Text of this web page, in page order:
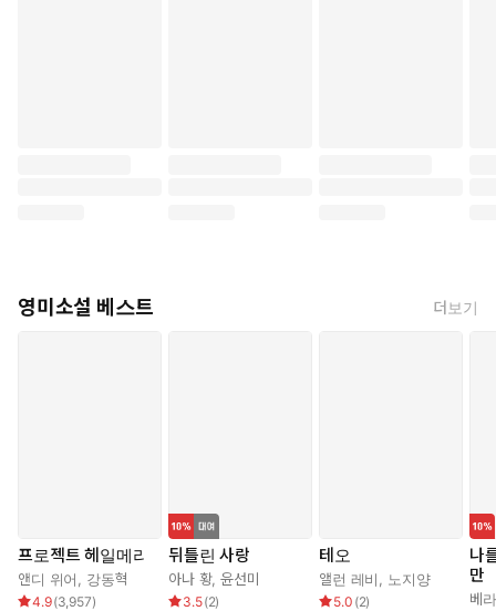
영미소설 베스트 더보기
프로젝트 헤일메리
앤디 위어 강동혁
4.9(3,957)
뒤틀린 사랑
아나 황,윤선미
3.5(2)
테오
앨런 레비 노지양
5.0 (2)
나
만
베